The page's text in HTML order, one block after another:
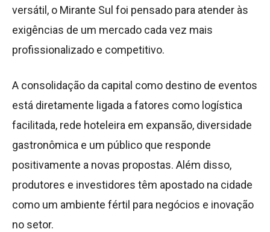
versátil, o Mirante Sul foi pensado para atender às
exigências de um mercado cada vez mais
profissionalizado e competitivo.
A consolidação da capital como destino de eventos
está diretamente ligada a fatores como logística
facilitada, rede hoteleira em expansão, diversidade
gastronômica e um público que responde
positivamente a novas propostas. Além disso,
produtores e investidores têm apostado na cidade
como um ambiente fértil para negócios e inovação
no setor.